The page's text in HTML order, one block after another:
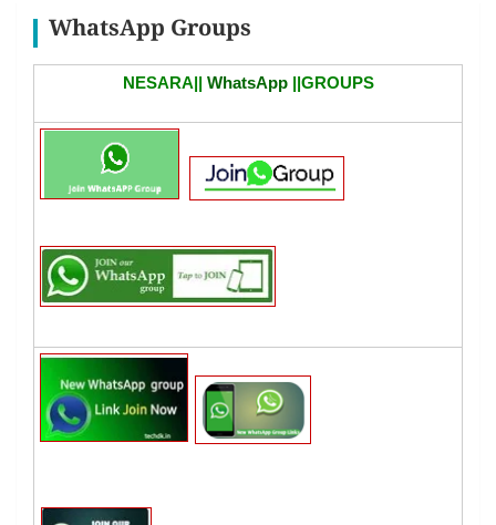
WhatsApp Groups
NESARA|| WhatsApp||GROUPS